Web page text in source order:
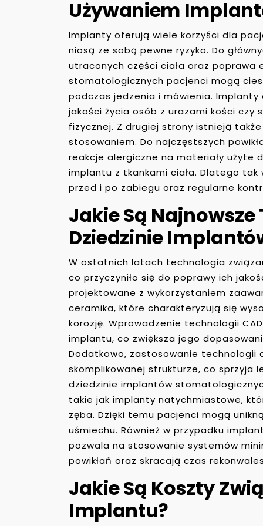
Używaniem
Implanty oferują wiele korzyści dla
niosą ze sobą pewne ryzyko. Do
utraconych części ciała oraz
stomatologicznych pacjenci mogą
podczas jedzenia i mówienia.
jakości życia osób z urazami kości
fizycznej. Z drugiej strony istnieją
stosowaniem. Do najczęstszych
reakcje alergiczne na materiały użyte
implantu z tkankami ciała. Dlatego
przed i po zabiegu oraz regularne
Jakie Są
Dziedzinie
W ostatnich latach technologia
co przyczyniło się do poprawy ich
projektowane z wykorzystaniem
ceramika, które charakteryzują się
korozję. Wprowadzenie technologii
implantu, co zwiększa jego
Dodatkowo, zastosowanie technologii
skomplikowanej strukturze, co sprzyja
dziedzinie implantów
takie jak implanty natychmiastowe,
zęba. Dzięki temu pacjenci mogą
uśmiechu. Również w przypadku
pozwala na stosowanie systemów
powikłań oraz skracają czas
Jakie Są Koszty
Implantu?